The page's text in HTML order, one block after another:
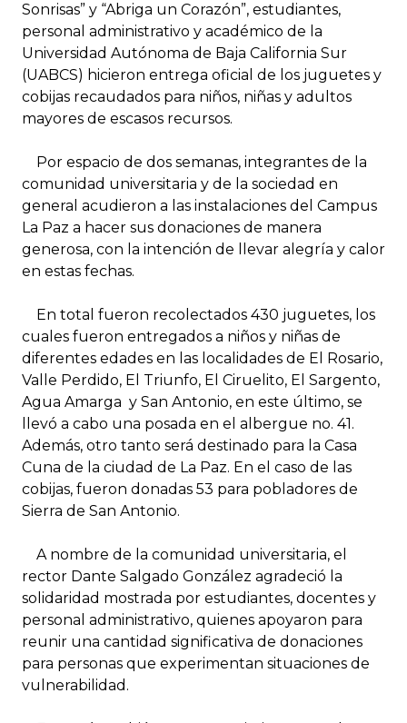
Sonrisas” y “Abriga un Corazón”, estudiantes,
personal administrativo y académico de la
Universidad Autónoma de Baja California Sur
(UABCS) hicieron entrega oficial de los juguetes y
cobijas recaudados para niños, niñas y adultos
mayores de escasos recursos.
Por espacio de dos semanas, integrantes de la
comunidad universitaria y de la sociedad en
general acudieron a las instalaciones del Campus
La Paz a hacer sus donaciones de manera
generosa, con la intención de llevar alegría y calor
en estas fechas.
En total fueron recolectados 430 juguetes, los
cuales fueron entregados a niños y niñas de
diferentes edades en las localidades de El Rosario,
Valle Perdido, El Triunfo, El Ciruelito, El Sargento,
Agua Amarga y San Antonio, en este último, se
llevó a cabo una posada en el albergue no. 41.
Además, otro tanto será destinado para la Casa
Cuna de la ciudad de La Paz. En el caso de las
cobijas, fueron donadas 53 para pobladores de
Sierra de San Antonio.
A nombre de la comunidad universitaria, el
rector Dante Salgado González agradeció la
solidaridad mostrada por estudiantes, docentes y
personal administrativo, quienes apoyaron para
reunir una cantidad significativa de donaciones
para personas que experimentan situaciones de
vulnerabilidad.